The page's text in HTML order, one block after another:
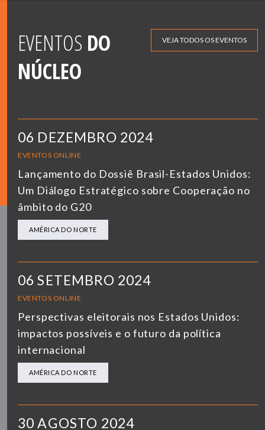
EVENTOS DO
NÚCLEO
VEJA TODOS OS EVENTOS
06 DEZEMBRO 2024
EVENTOS ONLINE
Lançamento do Dossiê Brasil-Estados Unidos:
Um Diálogo Estratégico sobre Cooperação no
âmbito do G20
AMÉRICA DO NORTE
06 SETEMBRO 2024
EVENTOS ONLINE
Perspectivas eleitorais nos Estados Unidos:
impactos possíveis e o futuro da política
internacional
AMÉRICA DO NORTE
30 AGOSTO 2024